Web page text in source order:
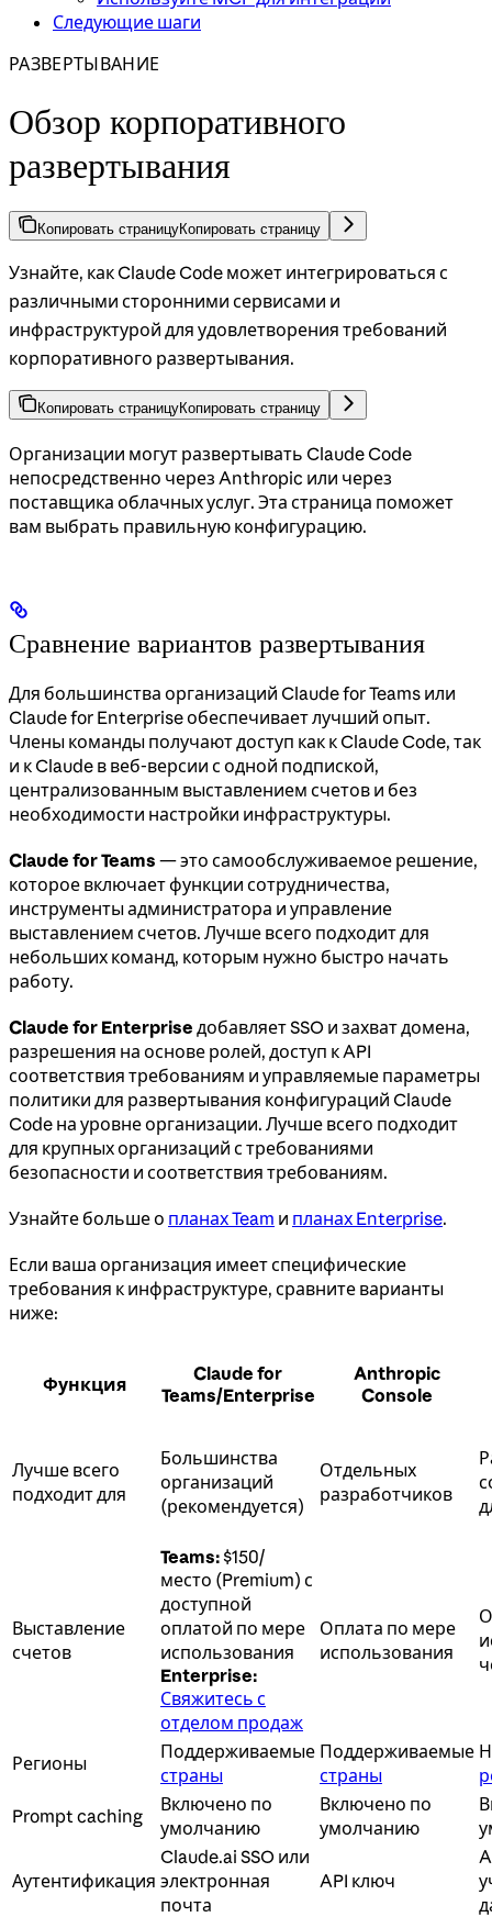
Следующие шаги
РАЗВЕРТЫВАНИЕ
Обзор корпоративного
развертывания
Копировать страницуКопировать страницу
Узнайте, как Claude Code может интегрироваться с
различными сторонними сервисами и
инфраструктурой для удовлетворения требований
корпоративного развертывания.
Копировать страницуКопировать страницу
Организации могут развертывать Claude Code
непосредственно через Anthropic или через
поставщика облачных услуг. Эта страница поможет
вам выбрать правильную конфигурацию.
Сравнение вариантов развертывания
Для большинства организаций Claude for Teams или
Claude for Enterprise обеспечивает лучший опыт.
Члены команды получают доступ как к Claude Code, так
и к Claude в веб-версии с одной подпиской,
централизованным выставлением счетов и без
необходимости настройки инфраструктуры.
Claude for Teams — это самообслуживаемое решение,
которое включает функции сотрудничества,
инструменты администратора и управление
выставлением счетов. Лучше всего подходит для
небольших команд, которым нужно быстро начать
работу.
Claude for Enterprise добавляет SSO и захват домена,
разрешения на основе ролей, доступ к API
соответствия требованиям и управляемые параметры
политики для развертывания конфигураций Claude
Code на уровне организации. Лучше всего подходит
для крупных организаций с требованиями
безопасности и соответствия требованиям.
Узнайте больше о планах Team и планах Enterprise.
Если ваша организация имеет специфические
требования к инфраструктуре, сравните варианты
ниже:
Функция
Claude for
Teams/Enterprise
Anthropic
Console
Лучше всего
подходит для
Большинства
организаций
(рекомендуется)
Отдельных
разработчиков
Выставление
счетов
Teams:$150/
место (Premium) с
доступной
оплатой по мере
использования
Enterprise:
Свяжитесь с
отделом продаж
Оплата по мере
использования
Регионы
Поддерживаемые
страны
Поддерживаемые
страны
Prompt caching
Включено по
умолчанию
Включено по
умолчанию
Аутентификация
Claude.ai SSO или
электронная
почта
API ключ